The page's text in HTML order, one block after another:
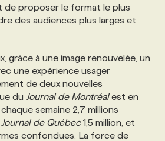
de proposer le format le plus
des audiences plus larges et
grâce à une image renouvelée, un
une expérience usager
de deux nouvelles
du Journal de Montréalest en
semaine 2,7 millions
Journal de Québec1,5 million, et
confondues. La force de